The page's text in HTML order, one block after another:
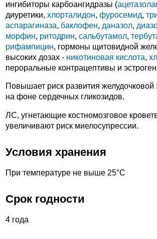
ингибиторы карбоангидразы (
диуретики, хлорталидон, фуросемид,
аспарагиназа, баклофен, даназол,
морфин, ритодрин, сальбутамол,
рифампицин, гормоны щитовидной
высоких дозах - никотиновая кислота,
пероральные контрацептивы и
Повышает риск развития желудочковой
на фоне сердечных гликозидов.
ЛС, угнетающие костномозговое
увеличивают риск миелосупрессии.
Условия хранения
При температуре не выше 25°C
Срок годности
4 года